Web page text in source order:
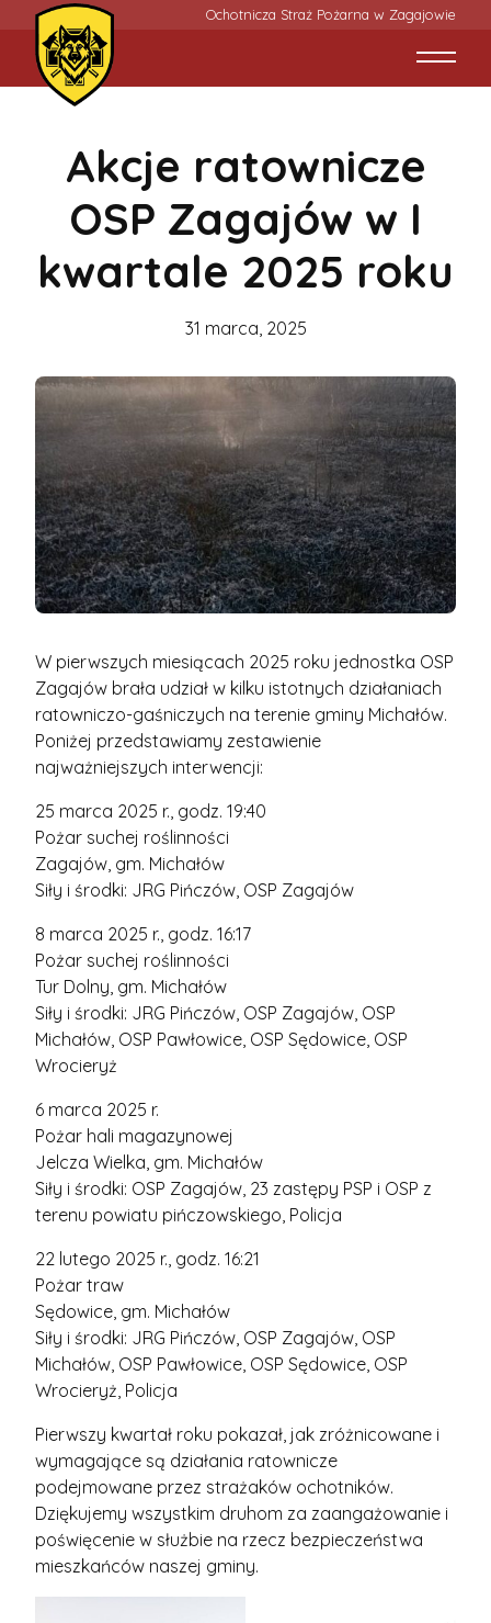
Ochotnicza Straż Pożarna w Zagajowie
Akcje ratownicze
OSP Zagajów w I
kwartale 2025 roku
31 marca, 2025
W pierwszych miesiącach 2025 roku jednostka OSP
Zagajów brała udział w kilku istotnych działaniach
ratowniczo-gaśniczych na terenie gminy Michałów.
Poniżej przedstawiamy zestawienie
najważniejszych interwencji:
25 marca 2025 r., godz. 19:40
Pożar suchej roślinności
Zagajów, gm. Michałów
Siły i środki: JRG Pińczów, OSP Zagajów
8 marca 2025 r., godz. 16:17
Pożar suchej roślinności
Tur Dolny, gm. Michałów
Siły i środki: JRG Pińczów, OSP Zagajów, OSP
Michałów, OSP Pawłowice, OSP Sędowice, OSP
Wrocieryż
6 marca 2025 r.
Pożar hali magazynowej
Jelcza Wielka, gm. Michałów
Siły i środki: OSP Zagajów, 23 zastępy PSP i OSP z
terenu powiatu pińczowskiego, Policja
22 lutego 2025 r., godz. 16:21
Pożar traw
Sędowice, gm. Michałów
Siły i środki: JRG Pińczów, OSP Zagajów, OSP
Michałów, OSP Pawłowice, OSP Sędowice, OSP
Wrocieryż, Policja
Pierwszy kwartał roku pokazał, jak zróżnicowane i
wymagające są działania ratownicze
podejmowane przez strażaków ochotników.
Dziękujemy wszystkim druhom za zaangażowanie i
poświęcenie w służbie na rzecz bezpieczeństwa
mieszkańców naszej gminy.